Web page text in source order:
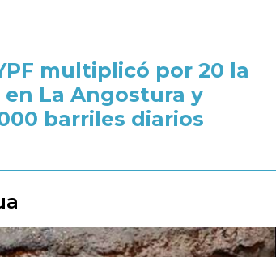
multiplicó por 20 la
La Angostura y
barriles diarios